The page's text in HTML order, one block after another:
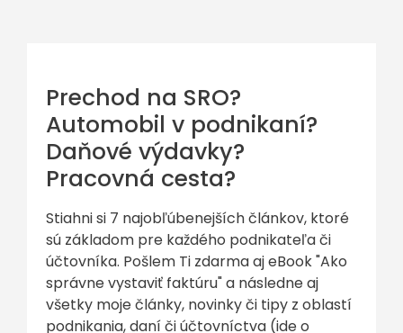
Prechod na SRO?
Automobil v podnikaní?
Daňové výdavky?
Pracovná cesta?
Stiahni si 7 najobľúbenejších článkov, ktoré
sú základom pre každého podnikateľa či
účtovníka. Pošlem Ti zdarma aj eBook "Ako
správne vystaviť faktúru" a následne aj
všetky moje články, novinky či tipy z oblastí
podnikania, daní či účtovníctva (ide o